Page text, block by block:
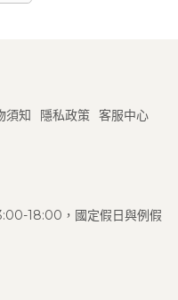
須知 隱私政策 客服中心
18:00，國定假日與例假